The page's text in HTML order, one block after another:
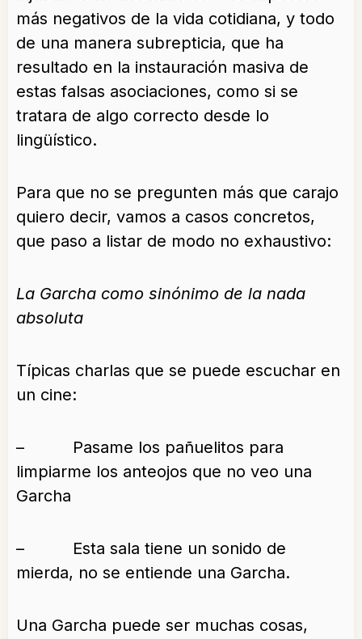
más negativos de la vida cotidiana, y todo
de una manera subrepticia, que ha
resultado en la instauración masiva de
estas falsas asociaciones, como si se
tratara de algo correcto desde lo
lingüístico.
Para que no se pregunten más que carajo
quiero decir, vamos a casos concretos,
que paso a listar de modo no exhaustivo:
La Garcha como sinónimo de la nada
absoluta
Típicas charlas que se puede escuchar en
un cine:
– Pasame los pañuelitos para
limpiarme los anteojos que no veo una
Garcha
– Esta sala tiene un sonido de
mierda, no se entiende una Garcha.
Una Garcha puede ser muchas cosas,